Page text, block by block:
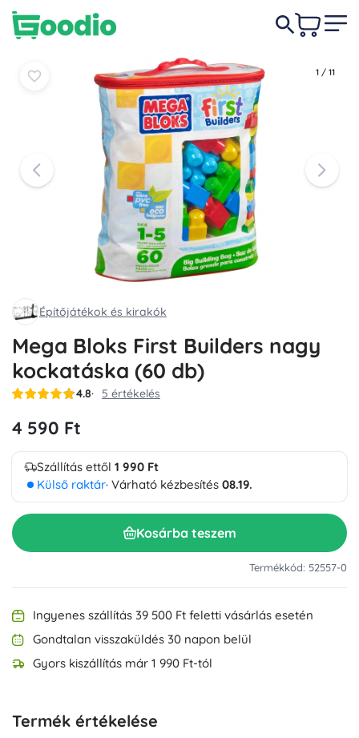
1 / 11
Építőjátékok és kirakók
Mega Bloks First Builders nagy
kockatáska (60 db)
4.8 5 értékelés
4 590 Ft
Szállítás ettől 1 990 Ft
Külső raktár· Várható kézbesítés 08.19.
Kosárba teszem
Termékkód: 52557-0
Ingyenes szállítás 39 500 Ft feletti vásárlás esetén
Gondtalan visszaküldés 30 napon belül
Gyors kiszállítás már 1 990 Ft-tól
Termék értékelése
4 590 Ft Kosárba